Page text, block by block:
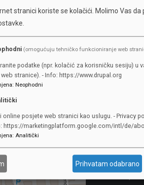
Adresa:
387
387
stranici koriste se kolačići. Molimo Vas da
(omogućuju tehničko funkcioniranje web
podatke (npr. kolačić za korisničku sesiju) u
web stranice). - Info: https://www.drupal.org
: Neophodni
online posjete web stranici kao uslugu. - Privacy
https://marketingplatform.google.com/intl/de/
: Analitički
Prihvatam odabrano